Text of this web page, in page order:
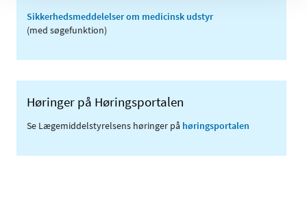
Sikkerhedsmeddelelser om medicinsk udstyr
(med søgefunktion)
Høringer på Høringsportalen
Se Lægemiddelstyrelsens høringer på høringsportalen